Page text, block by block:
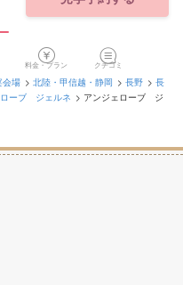
料金・プラン クチコミ
会場 北陸・甲信越・静岡 長野
長
ローブ ジェルネ
アンジェローブ ジ